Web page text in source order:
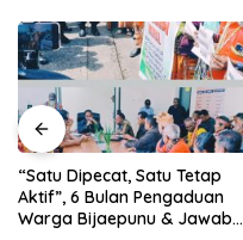
“Satu Dipecat, Satu Tetap
Aktif”, 6 Bulan Pengaduan
Warga Bijaepunu & Jawaban